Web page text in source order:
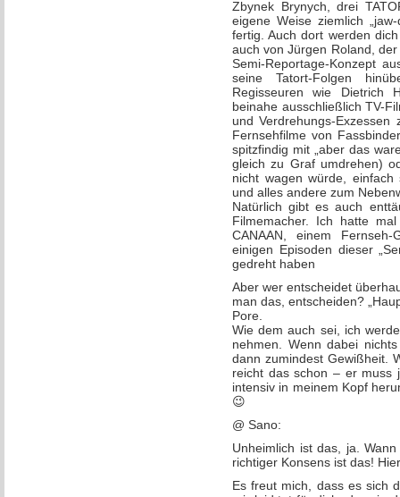
Zbynek Brynych, drei
eigene Weise ziemlich
fertig. Auch dort werden
auch von Jürgen Roland,
Semi-Reportage-Konzept
seine Tatort-Folgen
Regisseuren wie Dietrich
beinahe ausschließlich TV-
und Verdrehungs-
Fernsehfilme von
spitzfindig mit „aber das
gleich zu Graf umdrehen)
nicht wagen würde,
und alles andere zum
Natürlich gibt es auch
Filmemacher. Ich hatte
CANAAN, einem
einigen Episoden dieser
gedreht haben
Aber wer entscheidet
man das, entscheiden?
Pore.
Wie dem auch sei, ich
nehmen. Wenn dabei
dann zumindest Gewißheit.
reicht das schon – er muss
intensiv in meinem Kopf
😉
@ Sano:
Unheimlich ist das, ja.
richtiger Konsens ist das!
Es freut mich, dass es sich